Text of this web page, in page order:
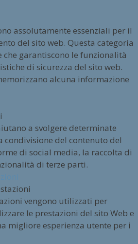
assolutamente essenziali per il
del sito web. Questa categoria
che garantiscono le funzionalità
di sicurezza del sito web.
alcuna informazione
a svolgere determinate
condivisione del contenuto del
di social media, la raccolta di
di terze parti.
vengono utilizzati per
le prestazioni del sito Web e
migliore esperienza utente per i